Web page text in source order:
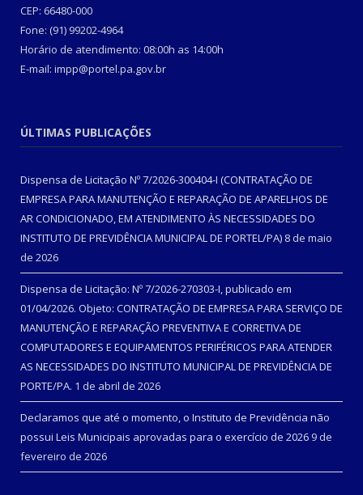
CEP: 66480-000
Fone: (91) 99202-4964
Horário de atendimento: 08:00h as 14:00h
E-mail: impp@portel.pa.gov.br
ÚLTIMAS PUBLICAÇÕES
Dispensa de Licitação Nº 7/2026-300404-I (CONTRATAÇÃO DE
EMPRESA PARA MANUTENÇÃO E REPARAÇÃO DE APARELHOS DE
AR CONDICIONADO, EM ATENDIMENTO ÀS NECESSIDADES DO
INSTITUTO DE PREVIDÊNCIA MUNICIPAL DE PORTEL/PA) 8 de maio
de 2026
Dispensa de Licitação: Nº 7/2026-270303-I, publicado em
01/04/2026. Objeto: CONTRATAÇÃO DE EMPRESA PARA SERVIÇO DE
MANUTENÇÃO E REPARAÇÃO PREVENTIVA E CORRETIVA DE
COMPUTADORES E EQUIPAMENTOS PERIFÉRICOS PARA ATENDER
AS NECESSIDADES DO INSTITUTO MUNICIPAL DE PREVIDÊNCIA DE
PORTE/PA. 1 de abril de 2026
Declaramos que até o momento, o Instituto de Previdência não
possui Leis Municipais aprovadas para o exercício de 2026 9 de
fevereiro de 2026